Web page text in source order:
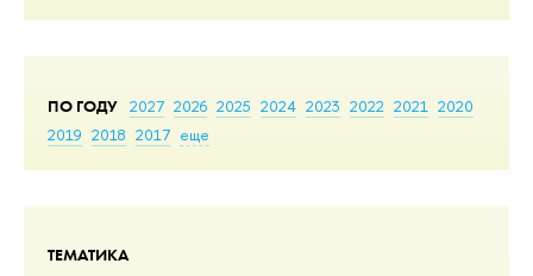
ПО ГОДУ 2027 2026 2025 2024 2023 2022 2021 2020
2019 2018 2017 еще
ТЕМАТИКА